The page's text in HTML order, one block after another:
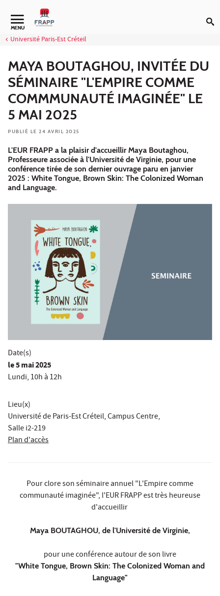
Aller au contenu
Navigation secondaire
MENU
Université Paris-Est Créteil
MAYA BOUTAGHOU, INVITÉE DU
SÉMINAIRE "L'EMPIRE COMME
COMMMUNAUTÉ IMAGINÉE" LE
5 MAI 2025
PUBLIÉ LE 24 AVRIL 2025
L'EUR FRAPP a la plaisir d'accueillir Maya Boutaghou,
Professeure associée à l'Université de Virginie, pour une
conférence tirée de son dernier ouvrage paru en janvier
2025 : White Tongue, Brown Skin: The Colonized Woman
and Language.
Date(s)
le5 mai 2025
Lundi, 10h à 12h
Lieu(x)
Université de Paris-Est Créteil, Campus Centre,
Salle i2-219
Plan d'accès
Pour clore son séminaire annuel "L'Empire comme
communauté imaginée", l'EUR FRAPP est très heureuse
d'accueillir
Maya BOUTAGHOU, de l'Université de Virginie,
pour une conférence autour de son livre
"White Tongue, Brown Skin: The Colonized Woman and
Language"